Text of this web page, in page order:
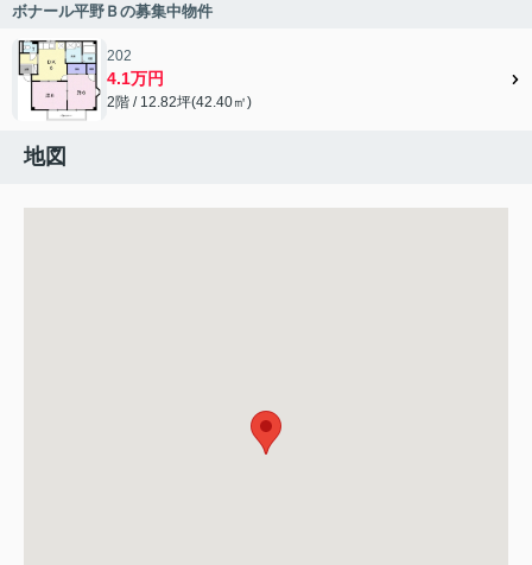
ボナール平野Ｂの募集中物件
202
4.1万円
2階 / 12.82坪(42.40㎡)
地図